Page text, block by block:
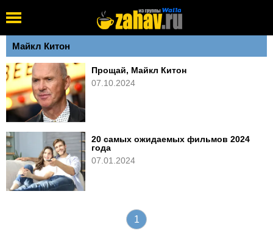
Майкл Китон
Прощай, Майкл Китон
07.10.2024
20 самых ожидаемых фильмов 2024
года
07.01.2024
1